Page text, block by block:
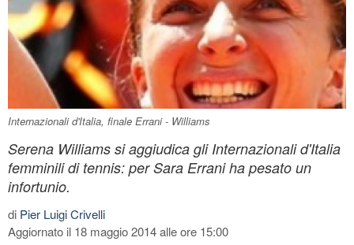
Internazionali d'Italia, finale Errani - Williams
Serena Williams si aggiudica gli Internazionali d'Italia
femminili di tennis: per Sara Errani ha pesato un
infortunio.
di Pier Luigi Crivelli
Aggiornato il 18 maggio 2014 alle ore 15:00